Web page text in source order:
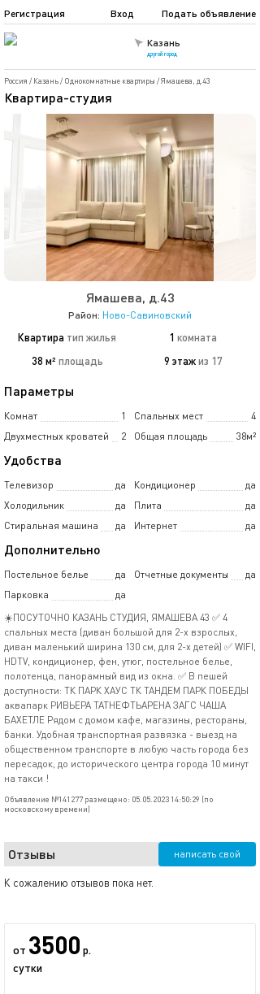
Казань
другой город
Подать объявление
Регистрация Вход
Россия / Казань/ Однокомнатные квартиры /Ямашева, д.43
Квартира-студия
Ямашева, д.43
Район: Ново-Савиновский
Квартира тип жилья 1 комната
38 м² площадь 9 этаж из 17
Параметры
Комнат 1 Спальных мест
4
Двухместных кроватей
2 Общая площадь 38м²
Удобства
Телевизор да Кондиционер
да
Холодильник
да Плита
да
Стиральная машина
да Интернет да
Дополнительно
Постельное белье да Отчетные документы
да
Парковка
да
☀️ПОСУТОЧНО КАЗАНЬ СТУДИЯ, ЯМАШЕВА 43 ✅ 4
спальных места (диван большой для 2-х взрослых,
диван маленький ширина 130 см, для 2-х детей) ✅ WIFI,
HDTV, кондиционер, фен, утюг, постельное белье,
полотенца, панорамный вид из окна. ✅ В пешей
доступности: ТК ПАРК ХАУС ТК ТАНДЕМ ПАРК ПОБЕДЫ
аквапарк РИВЬЕРА ТАТНЕФТЬАРЕНА ЗАГС ЧАША
БАХЕТЛЕ Рядом с домом кафе, магазины, рестораны,
банки. Удобная транспортная развязка - выезд на
общественном транспорте в любую часть города без
пересадок, до исторического центра города 10 минут
на такси !
Объявление №141277 размещено: 05.05.2023 14:50:29 (по
московскому времени)
Отзывы написать свой
К сожалению отзывов пока нет.
от 3500 р.
сутки